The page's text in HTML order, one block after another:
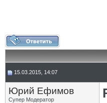
15.03.2015, 14:07
Юрий Ефимов
Супер Модератор